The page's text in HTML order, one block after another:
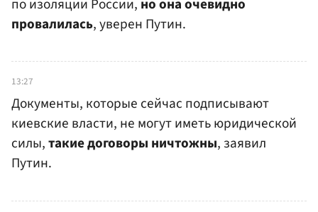
по изоляции России, но она очевидно
провалилась, уверен Путин.
13:27
Документы, которые сейчас подписывают
киевские власти, не могут иметь юридической
силы,такие договоры ничтожны, заявил
Путин.